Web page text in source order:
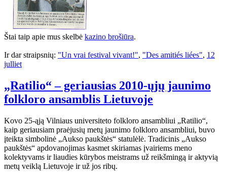
Štai taip apie mus skelbė kazino brošiūra.
Ir dar straipsnių: "Un vrai festival vivant!", "Des amitiés liées", 12
julliet
„Ratilio“ – geriausias 2010-ųjų jaunimo
folkloro ansamblis Lietuvoje
Kovo 25-ąją Vilniaus universiteto folkloro ansambliui „Ratilio“,
kaip geriausiam praėjusių metų jaunimo folkloro ansambliui, buvo
įteikta simbolinė „Aukso paukštės“ statulėlė. Tradicinis „Aukso
paukštės“ apdovanojimas kasmet skiriamas įvairiems meno
kolektyvams ir liaudies kūrybos meistrams už reikšmingą ir aktyvią
metų veiklą Lietuvoje ir už jos ribų.